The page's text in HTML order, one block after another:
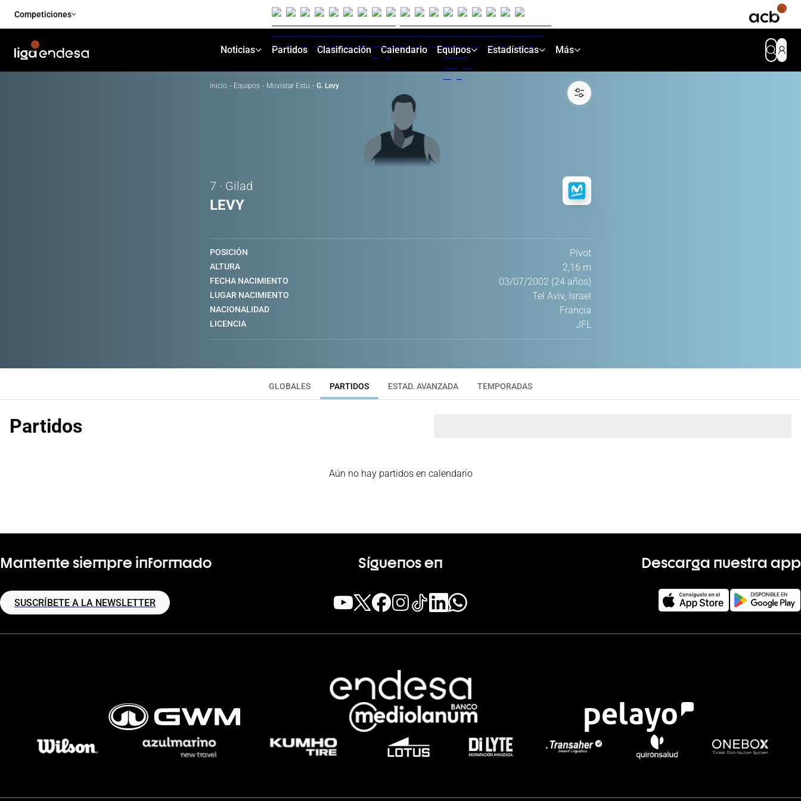
Competiciones
Noticias Partidos Clasificación Calendario Equipos Estadísticas Más
Inicio · Equipos · Movistar Estu · G. Levy
7 · Gilad
LEVY
POSICIÓN Pívot
ALTURA 2,16 m
FECHA NACIMIENTO 03/07/2002 (24 años)
LUGAR NACIMIENTO Tel Aviv, Israel
NACIONALIDAD Francia
LICENCIA JFL
GLOBALES PARTIDOS ESTAD. AVANZADA TEMPORADAS
Partidos
Aún no hay partidos en calendario
Mantente siempre informado
SUSCRÍBETE A LA NEWSLETTER
Síguenos en Descarga nuestra app